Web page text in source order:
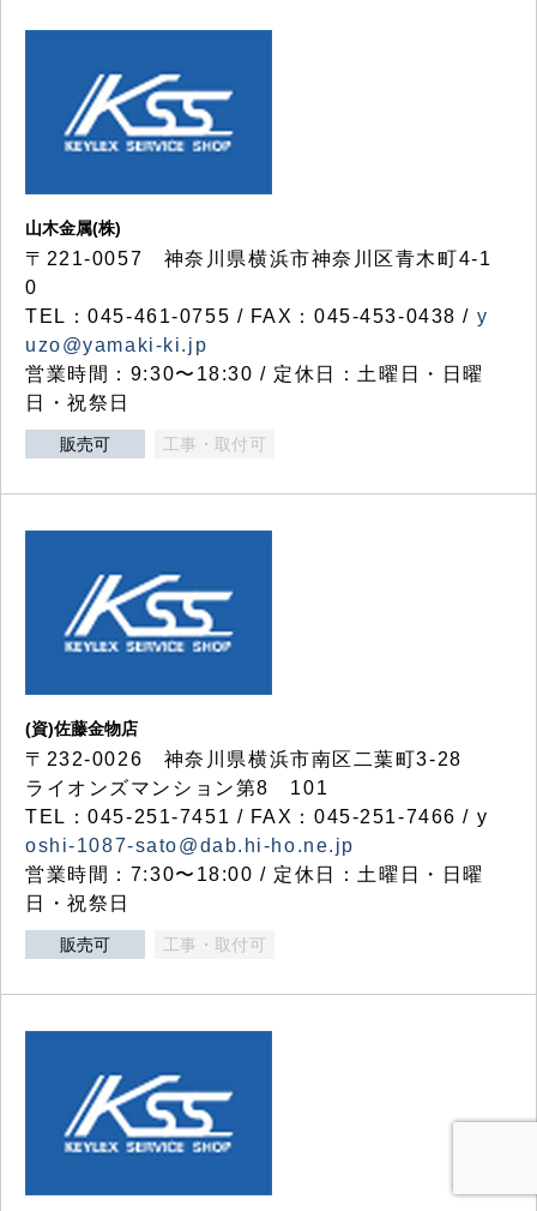
山木金属(株)
〒221-0057 神奈川県横浜市神奈川区青木町4-1
0
TEL：045-461-0755 / FAX：045-453-0438 / y
uzo@yamaki-ki.jp
営業時間：9:30〜18:30 / 定休日：土曜日・日曜
日・祝祭日
販売可 工事・取付可
(資)佐藤金物店
〒232-0026 神奈川県横浜市南区二葉町3-28
ライオンズマンション第8 101
TEL：045-251-7451 / FAX：045-251-7466 / y
oshi-1087-sato@dab.hi-ho.ne.jp
営業時間：7:30〜18:00 / 定休日：土曜日・日曜
日・祝祭日
販売可 工事・取付可